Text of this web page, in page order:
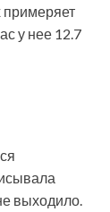
примеряет
у нее 12.7
выходило.